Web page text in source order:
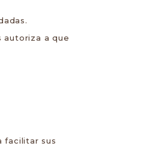
autoriza a que
facilitar sus